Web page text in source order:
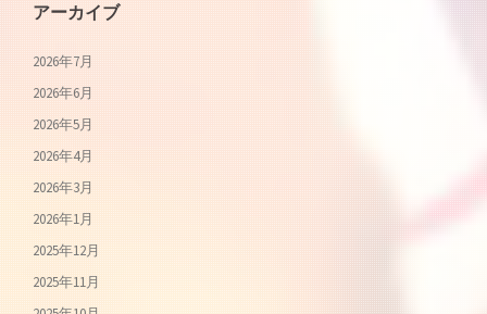
アーカイブ
2026年7月
2026年6月
2026年5月
2026年4月
2026年3月
2026年1月
2025年12月
2025年11月